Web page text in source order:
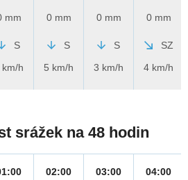
mm
S
km/h
0 mm
S
5 km/h
0 mm
S
3 km/h
0 mm
SZ
4 km/h
srážek na 48 hodin
02:00
03:00
04:00